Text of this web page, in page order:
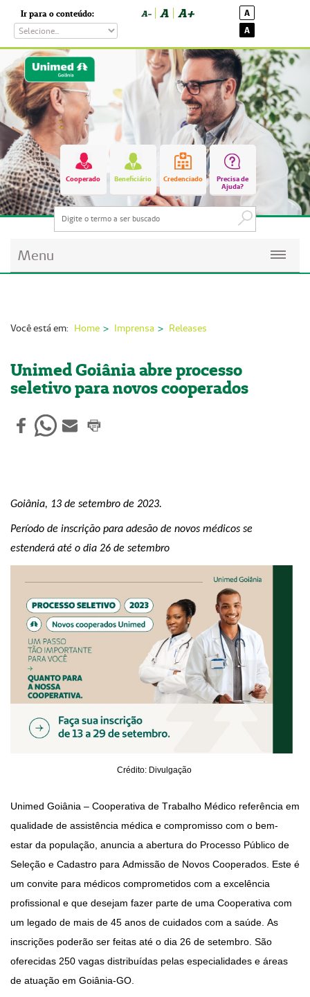
Ir para o conteúdo: A- A A+
A
A
Cooperado Beneficiário Credenciado
Precisa de
Ajuda?
Menu
Imprensa
Fale Conosco
Você está em: Home Imprensa Releases
Unimed Goiânia abre processo
seletivo para novos cooperados
Goiânia, 13 de setembro de 2023.
Período de inscrição para adesão de novos médicos se
estenderá até o dia 26 de setembro
Crédito: Divulgação
Unimed Goiânia – Cooperativa de Trabalho Médico referência em
qualidade de assistência médica e compromisso com o bem-
estar da população, anuncia a abertura do Processo Público de
Seleção e Cadastro para Admissão de Novos Cooperados. Este é
um convite para médicos comprometidos com a excelência
profissional e que desejam fazer parte de uma Cooperativa com
um legado de mais de 45 anos de cuidados com a saúde. As
inscrições poderão ser feitas até o dia 26 de setembro. São
oferecidas 250 vagas distribuídas pelas especialidades e áreas
de atuação em Goiânia-GO.